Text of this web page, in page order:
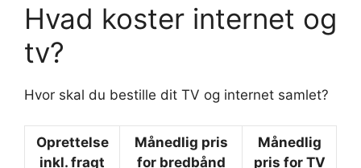
Hvad koster internet og
tv?
Hvor skal du bestille dit TV og internet samlet?
Oprettelse
inkl. fragt
Månedlig pris
for bredbånd
Månedlig
pris for TV